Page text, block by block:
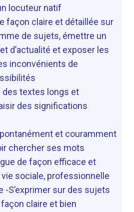
locuteur natif
façon claire et détaillée sur
de sujets, émettre un
d’actualité et exposer les
inconvénients de
des textes longs et
des significations
et couramment
chercher ses mots
de façon efficace et
sociale, professionnelle
-S’exprimer sur des sujets
claire et bien